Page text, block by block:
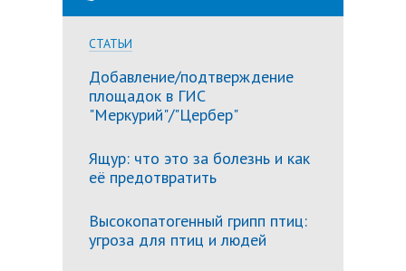
СТАТЬИ
Добавление/подтверждение
площадок в ГИС
"Меркурий"/"Цербер"
Ящур: что это за болезнь и как
её предотвратить
Высокопатогенный грипп птиц:
угроза для птиц и людей